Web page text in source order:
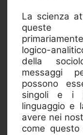
La scienza
queste
logico-
della
messaggi
possono
singoli e i
linguaggio e
avere nei
come